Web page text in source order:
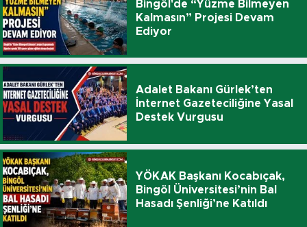
Bingöl'de “Yüzme Bilmeyen
Kalmasın” Projesi Devam
Ediyor
Adalet Bakanı Gürlek’ten
İnternet Gazeteciliğine Yasal
Destek Vurgusu
YÖKAK Başkanı Kocabıçak,
Bingöl Üniversitesi’nin Bal
Hasadı Şenliği’ne Katıldı